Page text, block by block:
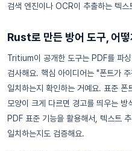
검색 엔진이나 OCR이 추출하는 텍
Rust로 만든 방어 도구, 어
Tritium이 공개한 도구는 PDF를 파
검사해요. 핵심 아이디어는 "폰트가
일치하는지 확인하는 거예요. 표준
모양이 크게 다르면 경고를 띄우는
PDF 표준 기능을 활용해서, 텍스트
일치하는지도 검증해요.